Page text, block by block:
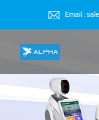
Email :